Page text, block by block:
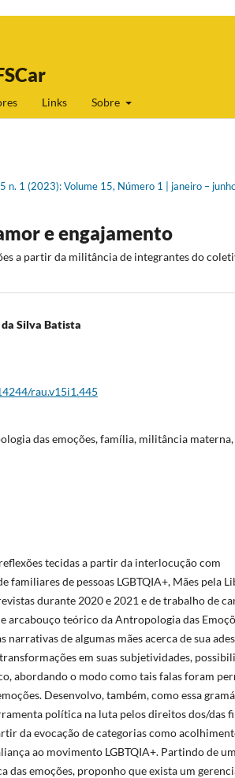
Links Sobre
n. 1 (2023): Volume 15, Número 1 | janeiro –
e engajamento
a partir da militância de integrantes do
Silva Batista
rau.v15i1.445
das emoções, família, militância materna,
tecidas a partir da interlocução com
familiares de pessoas LGBTQIA+, Mães pela
durante 2020 e 2021 e de trabalho de
arcabouço teórico da Antropologia das
de algumas mães acerca de sua
em suas subjetividades,
abordando o modo como tais falas foram
Desenvolvo, também, como essa
política na luta pelos direitos dos/das
da evocação de categorias como
ao movimento LGBTQIA+. Partindo de
das emoções, proponho que exista um